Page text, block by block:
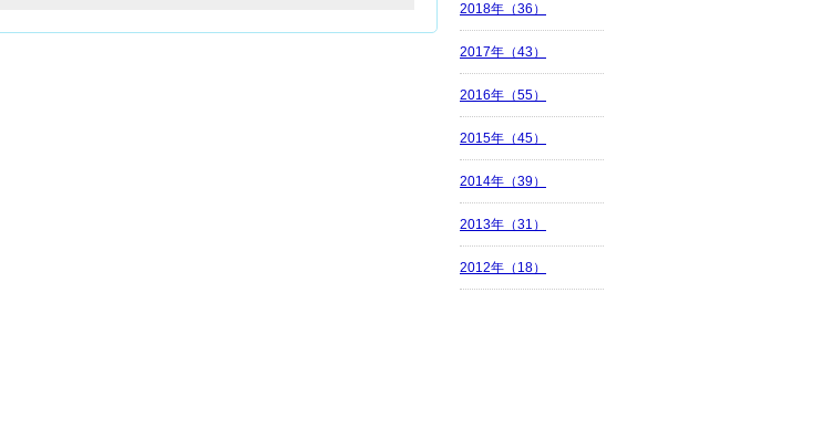
2018年（36）
2017年（43）
2016年（55）
2015年（45）
2014年（39）
2013年（31）
2012年（18）